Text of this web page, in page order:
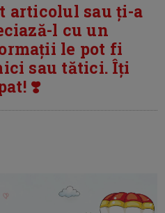
articolul sau ți-a
l cu un
le pot fi
sau tătici. Îți
❣️